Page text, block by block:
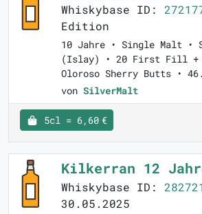
Whiskybase ID:
Edition
10 Jahre • Single Malt •
(Islay) • 20 First Fill
Oloroso Sherry Butts •
von SilverMalt
5cl = 6,60 €
Kilkerran 12
Whiskybase ID: 282721
30.05.2025